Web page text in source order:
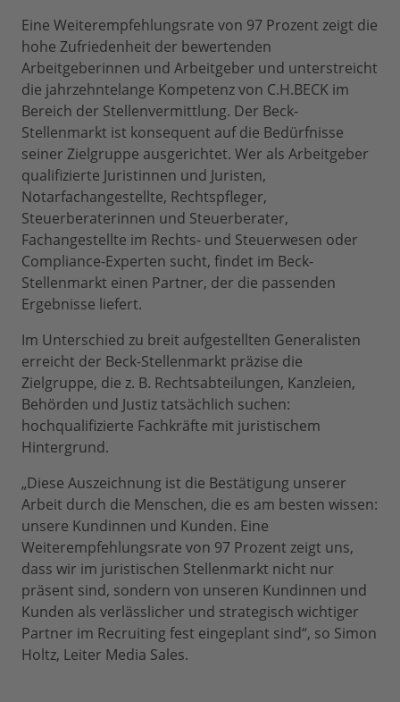
Eine Weiterempfehlungsrate von 97 Prozent zeigt die
hohe Zufriedenheit der bewertenden
Arbeitgeberinnen und Arbeitgeber und unterstreicht
die jahrzehntelange Kompetenz von C.H.BECK im
Bereich der Stellenvermittlung. Der Beck-
Stellenmarkt ist konsequent auf die Bedürfnisse
seiner Zielgruppe ausgerichtet. Wer als Arbeitgeber
qualifizierte Juristinnen und Juristen,
Notarfachangestellte, Rechtspfleger,
Steuerberaterinnen und Steuerberater,
Fachangestellte im Rechts- und Steuerwesen oder
Compliance-Experten sucht, findet im Beck-
Stellenmarkt einen Partner, der die passenden
Ergebnisse liefert.
Im Unterschied zu breit aufgestellten Generalisten
erreicht der Beck-Stellenmarkt präzise die
Zielgruppe, die z. B. Rechtsabteilungen, Kanzleien,
Behörden und Justiz tatsächlich suchen:
hochqualifizierte Fachkräfte mit juristischem
Hintergrund.
„Diese Auszeichnung ist die Bestätigung unserer
Arbeit durch die Menschen, die es am besten wissen:
unsere Kundinnen und Kunden. Eine
Weiterempfehlungsrate von 97 Prozent zeigt uns,
dass wir im juristischen Stellenmarkt nicht nur
präsent sind, sondern von unseren Kundinnen und
Kunden als verlässlicher und strategisch wichtiger
Partner im Recruiting fest eingeplant sind“, so Simon
Holtz, Leiter Media Sales.